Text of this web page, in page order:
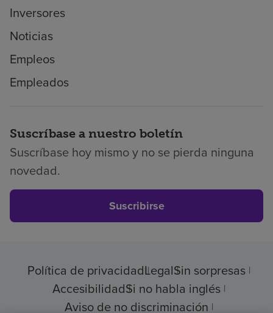
Inversores
Noticias
Empleos
Empleados
Suscríbase a nuestro boletín
Suscríbase hoy mismo y no se pierda ninguna
novedad.
Suscribirse
Política de privacidadLegalSin sorpresas
AccesibilidadSi no habla inglés
Aviso de no discriminación